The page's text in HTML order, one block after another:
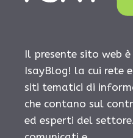
Il presente sito web
IsayBlog! la cui rete
siti tematici di
che contano sul
ed esperti del